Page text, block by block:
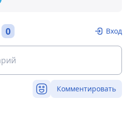
0 Вход
Комментировать